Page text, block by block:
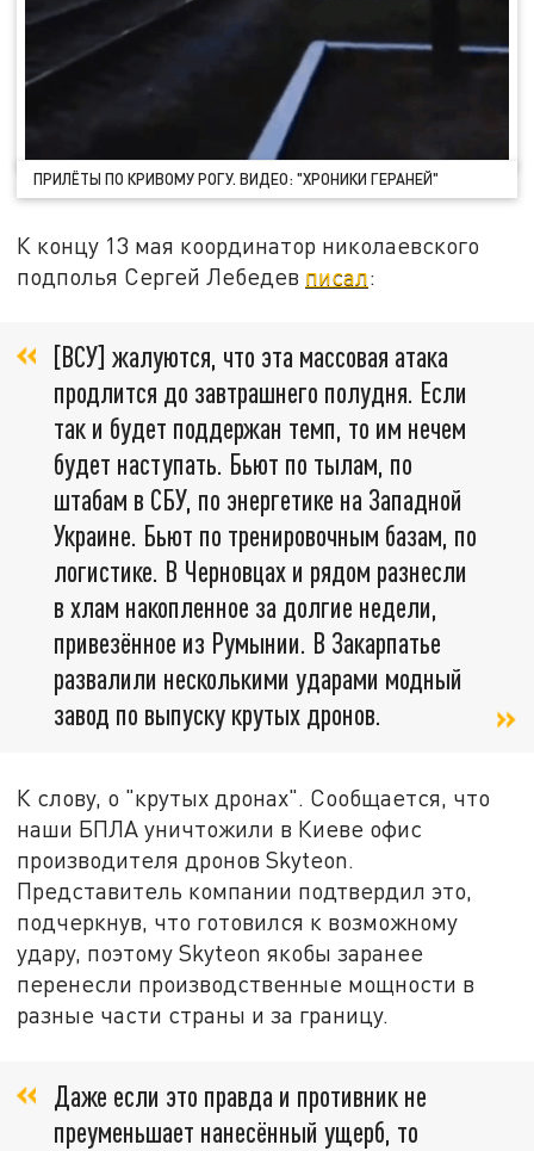
ПРИЛЁТЫ ПО КРИВОМУ РОГУ. ВИДЕО: "ХРОНИКИ ГЕРАНЕЙ"
К концу 13 мая координатор николаевского
подполья Сергей Лебедев писал:
[ВСУ] жалуются, что эта массовая атака
продлится до завтрашнего полудня. Если
так и будет поддержан темп, то им нечем
будет наступать. Бьют по тылам, по
штабам в СБУ, по энергетике на Западной
Украине. Бьют по тренировочным базам, по
логистике. В Черновцах и рядом разнесли
в хлам накопленное за долгие недели,
привезённое из Румынии. В Закарпатье
развалили несколькими ударами модный
завод по выпуску крутых дронов.
К слову, о "крутых дронах". Сообщается, что
наши БПЛА уничтожили в Киеве офис
производителя дронов Skyteon.
Представитель компании подтвердил это,
подчеркнув, что готовился к возможному
удару, поэтому Skyteon якобы заранее
перенесли производственные мощности в
разные части страны и за границу.
Даже если это правда и противник не
преуменьшает нанесённый ущерб, то